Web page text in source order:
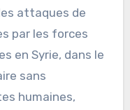
attaques de
par les forces
en Syrie, dans le
sans
humaines,